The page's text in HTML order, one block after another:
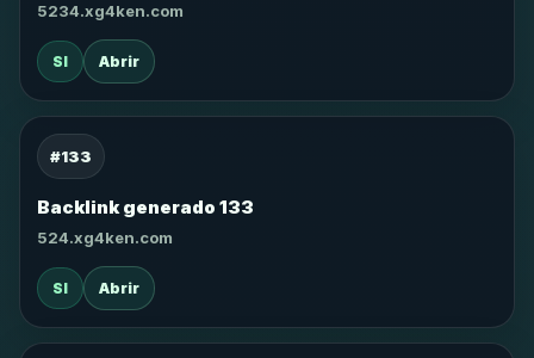
5234.xg4ken.com
SI Abrir
#133
Backlink generado 133
524.xg4ken.com
SI Abrir